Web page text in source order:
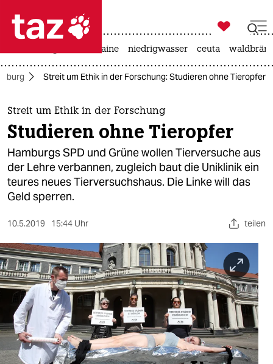
 taz zahl ich
taz zahl ich
themen
politik
öko
gesellschaft
kultur
sport
berlin
nord
wahrheit
verlag

taz zahl ich
krieg in der ukraine niedrigwasser ceuta
Streit um Ethik in der Forschung: Studieren ohne Tieropfer
Streit um Ethik in der Forschung
Studieren ohne Tieropfer
Hamburgs SPD und Grüne wollen Tierversuche aus
der Lehre verbannen, zugleich baut die Uniklinik ein
teures neues Tierversuchshaus. Die Linke will das
Geld sperren.
10.5.2019 15:44 Uhr teilen